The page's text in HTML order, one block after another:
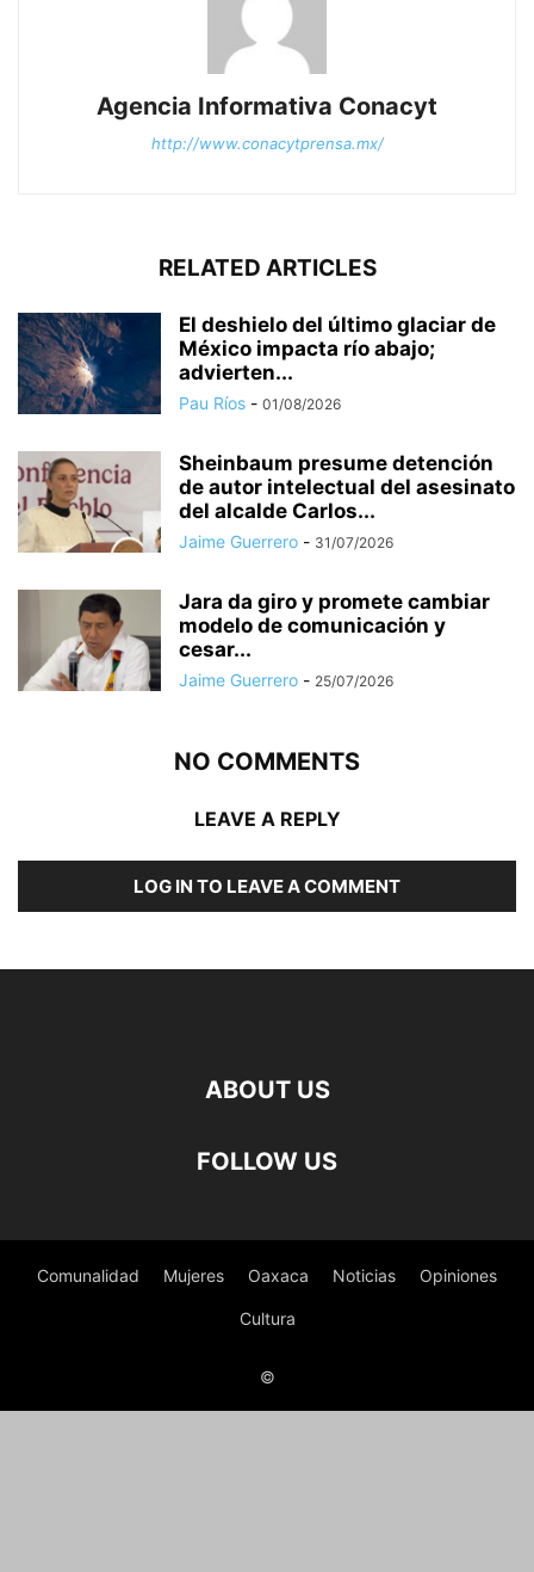
Agencia Informativa Conacyt
http://www.conacytprensa.mx/
RELATED ARTICLES
El deshielo del último glaciar de
México impacta río abajo;
advierten...
Pau Ríos - 01/08/2026
Sheinbaum presume detención
de autor intelectual del asesinato
del alcalde Carlos...
Jaime Guerrero - 31/07/2026
Jara da giro y promete cambiar
modelo de comunicación y
cesar...
Jaime Guerrero - 25/07/2026
NO COMMENTS
LEAVE A REPLY
LOG IN TO LEAVE A COMMENT
ABOUT US
FOLLOW US
Comunalidad Mujeres Oaxaca Noticias Opiniones
Cultura
©